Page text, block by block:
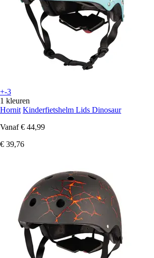
+-3
1 kleuren
Hornit Kinderfietshelm Lids Dinosaur
Vanaf € 44,99
€ 39,76